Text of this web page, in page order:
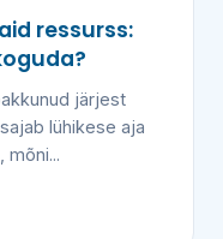
ressurss:
järjest
lühikese aja
mõni...